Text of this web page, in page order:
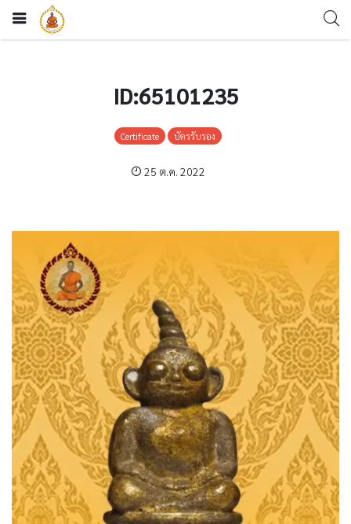
ID:65101235
Certificate บัตรรับรอง
25 ต.ค. 2022